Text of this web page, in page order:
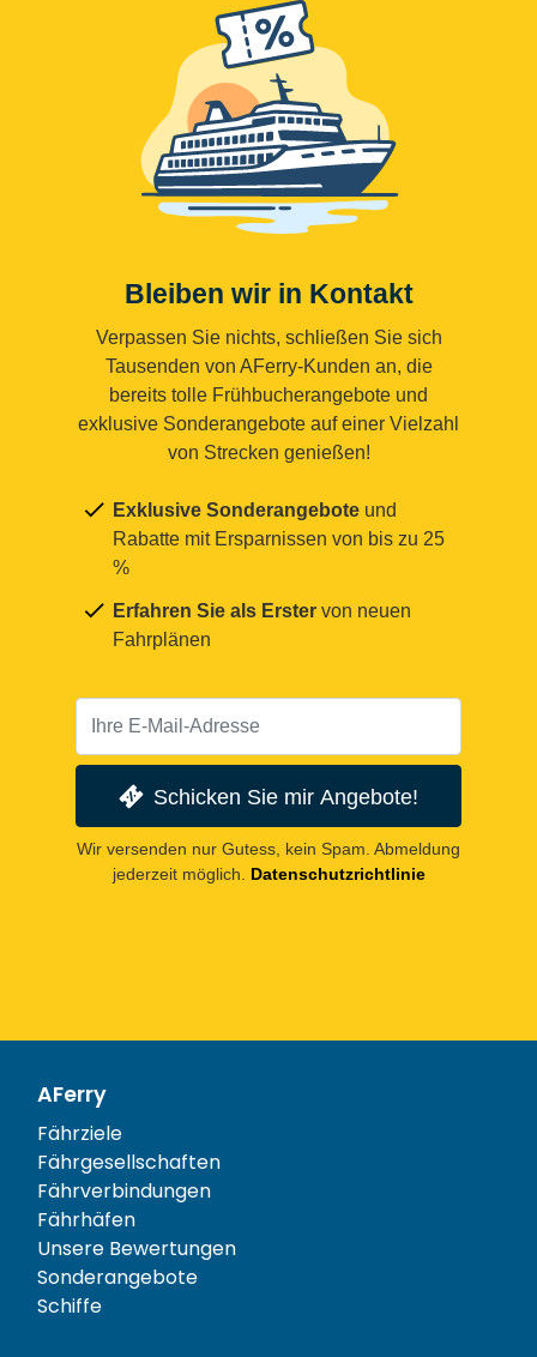
Bleiben wir in Kontakt
Verpassen Sie nichts, schließen Sie sich
Tausenden von AFerry-Kunden an, die
bereits tolle Frühbucherangebote und
exklusive Sonderangebote auf einer Vielzahl
von Strecken genießen!
Exklusive Sonderangebote und
Rabatte mit Ersparnissen von bis zu 25
%
Erfahren Sie als Erster von neuen
Fahrplänen
Schicken Sie mir Angebote!
Wir versenden nur Gutess, kein Spam. Abmeldung
jederzeit möglich.
Datenschutzrichtlinie
AFerry
Fährziele
Fährgesellschaften
Fährverbindungen
Fährhäfen
Unsere Bewertungen
Sonderangebote
Schiffe